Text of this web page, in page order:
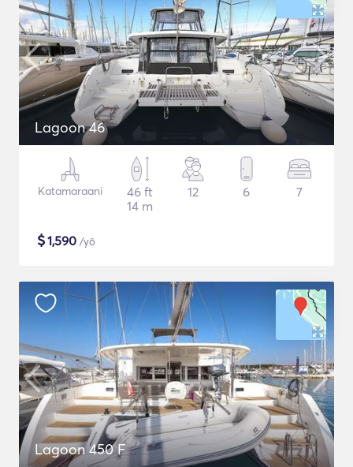
Lagoon 46
Katamaraani
46 ft
14 m
12 6 7
$1,590 /yö
Lagoon 450 F